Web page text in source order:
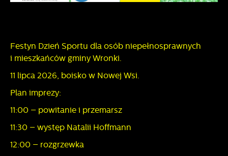
Festyn Dzień Sportu dla osób niepełnosprawnych
i mieszkańców gminy Wronki.
11 lipca 2026, boisko w Nowej Wsi.
Plan imprezy:
11:00 – powitanie i przemarsz
11:30 – występ Natalii Hoffmann
12:00 – rozgrzewka